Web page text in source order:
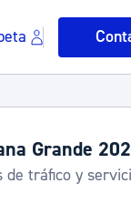
Grande
de tráfico y